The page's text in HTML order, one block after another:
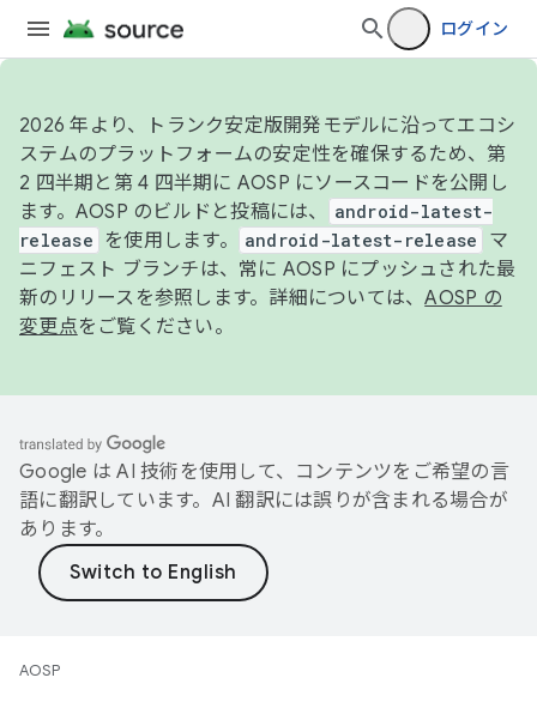
ログイン
2026 年より、トランク安定版開発モデルに沿ってエコシ
ステムのプラットフォームの安定性を確保するため、第
2 四半期と第 4 四半期に AOSP にソースコードを公開し
ます。AOSP のビルドと投稿には、
android-latest-
release
を使用します。 android-latest-release
マ
ニフェスト ブランチは、常に AOSP にプッシュされた最
新のリリースを参照します。詳細については、AOSP の
変更点をご覧ください。
Google は AI 技術を使用して、コンテンツをご希望の言
語に翻訳しています。AI 翻訳には誤りが含まれる場合が
あります。
AOSP